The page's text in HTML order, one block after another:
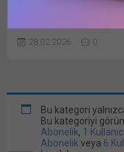
(OSD) Başkanı Cengiz
sektörünün 2025 yılını
değerlendirerek, sektörün
geleceğine ilişkin
öngörülerini paylaştı.
Otomotiv sanayinin Bu
28.02.2026 0